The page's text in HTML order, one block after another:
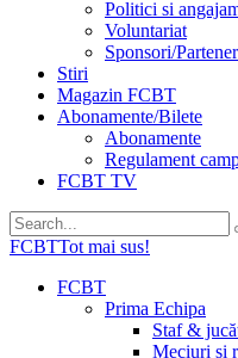
Politici si
Voluntariat
Sponsori/
Stiri
Magazin FCBT
Abonamente/Bilete
Abonamente
Regulament
FCBT TV
FCBTTot mai sus!
FCBT
Prima Echipa
Staf &
Meciuri și